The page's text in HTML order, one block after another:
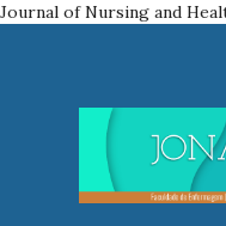
Journal of Nursing and